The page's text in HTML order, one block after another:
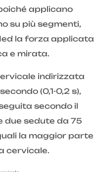
applicano
su più segmenti,
la forza applicata
e mirata.
indirizzata
(0,1-0,2 s),
secondo il
due sedute da 75
la maggior parte
cervicale.